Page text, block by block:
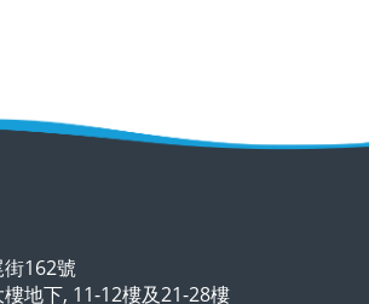
162號
地下, 11-12樓及21-28樓